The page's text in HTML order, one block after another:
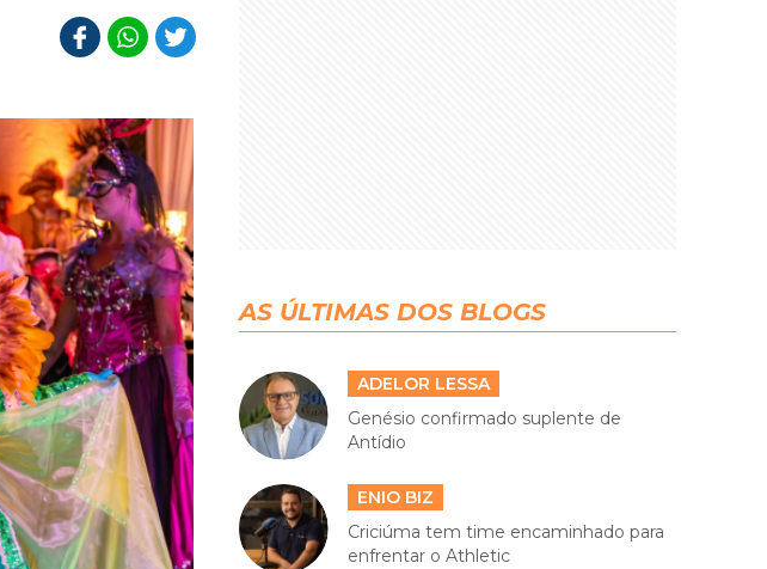
AS ÚLTIMAS DOS BLOGS
ADELOR LESSA
Genésio confirmado suplente de
Antídio
ENIO BIZ
Criciúma tem time encaminhado para
enfrentar o Athletic